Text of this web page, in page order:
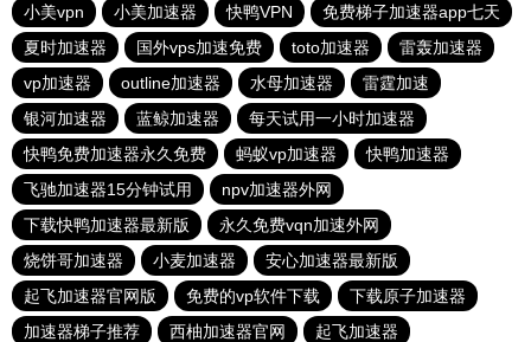
小美vpn
小美加速器 快鸭VPN
免费梯子加速器app七天
夏时加速器
国外vps加速免费 toto加速器
雷轰加速器
vp加速器
outline加速器 水母加速器
雷霆加速
银河加速器
蓝鲸加速器
每天试用一小时加速器
快鸭免费加速器永久免费
蚂蚁vp加速器
快鸭加速器
飞驰加速器15分钟试用
npv加速器外网
下载快鸭加速器最新版
永久免费vqn加速外网
烧饼哥加速器
小麦加速器
安心加速器最新版
起飞加速器官网版
免费的vp软件下载
下载原子加速器
加速器梯子推荐
西柚加速器官网
起飞加速器